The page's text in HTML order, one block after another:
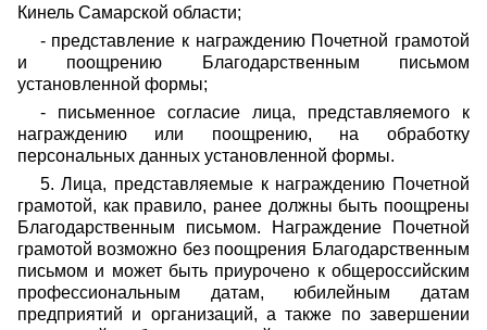
Кинель Самарской области;
- представление к награждению Почетной грамотой
и поощрению Благодарственным письмом
установленной формы;
- письменное согласие лица, представляемого к
награждению или поощрению, на обработку
персональных данных установленной формы.
5. Лица, представляемые к награждению Почетной
грамотой, как правило, ранее должны быть поощрены
Благодарственным письмом. Награждение Почетной
грамотой возможно без поощрения Благодарственным
письмом и может быть приурочено к общероссийским
профессиональным датам, юбилейным датам
предприятий и организаций, а также по завершении